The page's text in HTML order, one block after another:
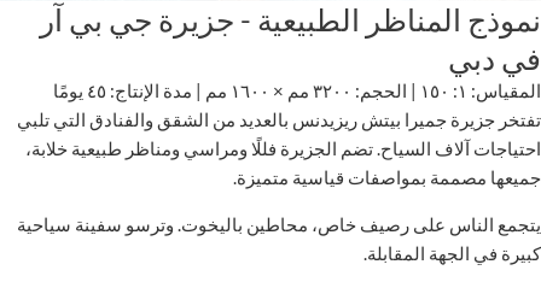
نموذج المناظر الطبيعية - جزيرة جي بي آر
في دبي
المقياس: ١: ١٥٠ | الحجم: ٣٢٠٠ مم × ١٦٠٠ مم | مدة الإنتاج: ٤٥ يومًا
تفتخر جزيرة جميرا بيتش ريزيدنس بالعديد من الشقق والفنادق التي تلبي
احتياجات آلاف السياح. تضم الجزيرة فللًا ومراسي ومناظر طبيعية خلابة،
جميعها مصممة بمواصفات قياسية متميزة.
يتجمع الناس على رصيف خاص، محاطين باليخوت. وترسو سفينة سياحية
كبيرة في الجهة المقابلة.